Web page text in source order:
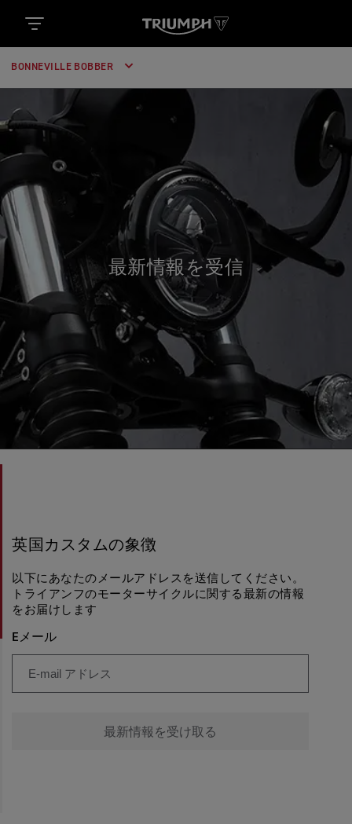
BONNEVILLE BOBBER
最新情報を受信
英国カスタムの象徴
以下にあなたのメールアドレスを送信してください。
トライアンフのモーターサイクルに関する最新の情報
をお届けします
Eメール
最新情報を受け取る